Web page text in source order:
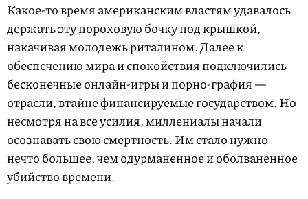
Какое-то время американским властям удавалось
держать эту пороховую бочку под крышкой,
накачивая молодежь риталином. Далее к
обеспечению мира и спокойствия подключились
бесконечные онлайн-игры и порно-графия —
отрасли, втайне финансируемые государством. Но
несмотря на все усилия, миллениалы начали
осознавать свою смертность. Им стало нужно
нечто большее, чем одурманенное и оболваненное
убийство времени.